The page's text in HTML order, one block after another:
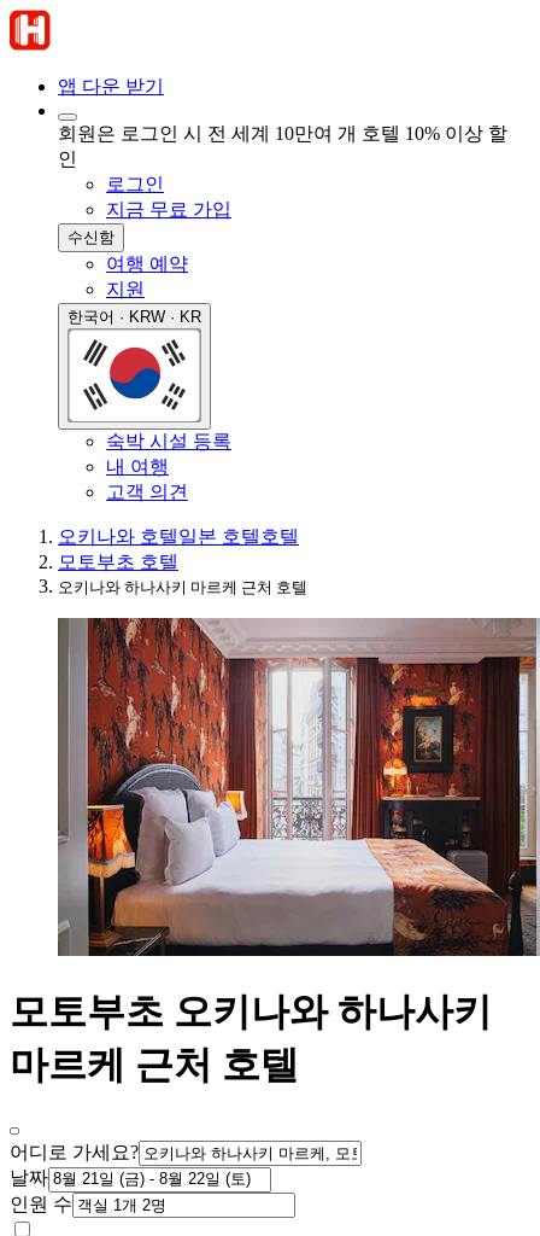
앱 다운 받기
회원은 로그인 시 전 세계 10만여 개 호텔 10% 이상 할
인
로그인
지금 무료 가입
수신함
여행 예약
지원
한국어 · KRW · KR
숙박 시설 등록
내 여행
고객 의견
오키나와 호텔일본 호텔호텔
모토부초 호텔
오키나와 하나사키 마르케 근처 호텔
모토부초 오키나와 하나사키
마르케 근처 호텔
어디로 가세요?
날짜
인원 수